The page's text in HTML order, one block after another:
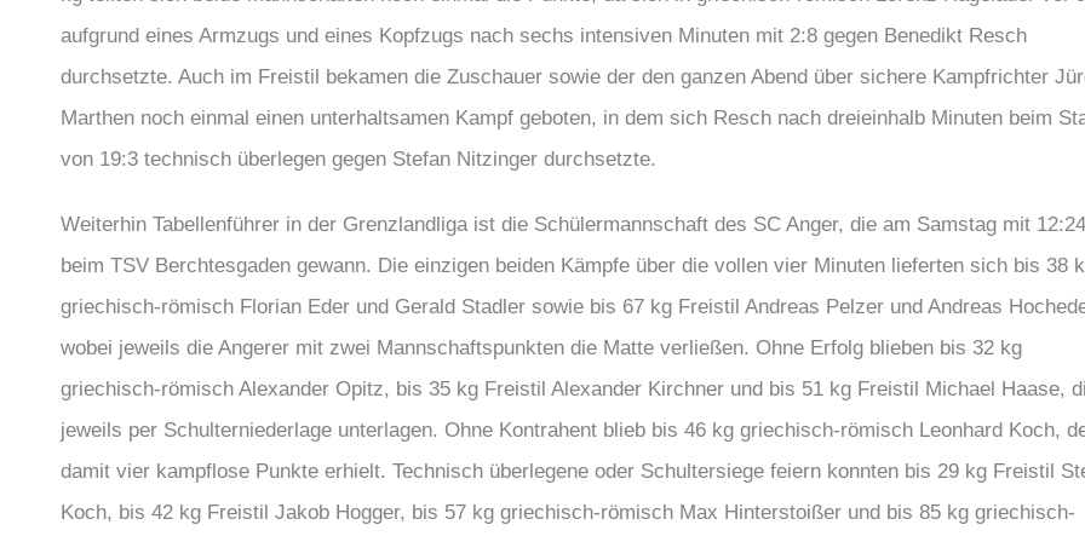
aufgrund eines Armzugs und eines Kopfzugs nach sechs intensiven Minuten mit 2:8 gegen Benedikt Resch
durchsetzte. Auch im Freistil bekamen die Zuschauer sowie der den ganzen Abend über sichere Kampfrichter
Marthen noch einmal einen unterhaltsamen Kampf geboten, in dem sich Resch nach dreieinhalb Minuten beim
von 19:3 technisch überlegen gegen Stefan Nitzinger durchsetzte.
Weiterhin Tabellenführer in der Grenzlandliga ist die Schülermannschaft des SC Anger, die am Samstag mit 12:24
beim TSV Berchtesgaden gewann. Die einzigen beiden Kämpfe über die vollen vier Minuten lieferten sich bis 38
griechisch-römisch Florian Eder und Gerald Stadler sowie bis 67 kg Freistil Andreas Pelzer und Andreas
wobei jeweils die Angerer mit zwei Mannschaftspunkten die Matte verließen. Ohne Erfolg blieben bis 32 kg
griechisch-römisch Alexander Opitz, bis 35 kg Freistil Alexander Kirchner und bis 51 kg Freistil Michael Haase,
jeweils per Schulterniederlage unterlagen. Ohne Kontrahent blieb bis 46 kg griechisch-römisch Leonhard Koch,
damit vier kampflose Punkte erhielt. Technisch überlegene oder Schultersiege feiern konnten bis 29 kg Freistil
Koch, bis 42 kg Freistil Jakob Hogger, bis 57 kg griechisch-römisch Max Hinterstoißer und bis 85 kg griechisch-